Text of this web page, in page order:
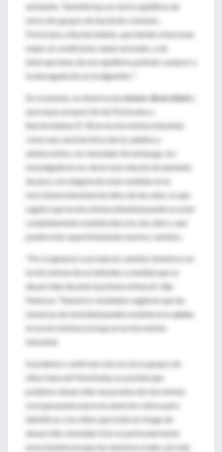
ambiente. También hay un cierto equilibrio de
estos dos grupos de bacterias comunes,
Firmicutes y Bacteroidetes, que tiende a funcionar
mejor en condiciones sanas normales, y las
interrupciones de ese equilibrio podrían conducir a
la desregulación en la digestión ".
En ocasiones, se observa unamenor diversidady
una mayor proporción de Firmicutes a
Bacteroidetes (F: B) en la microbiota intestinal
como una característica de los adultos y
adolescentes con obesidad. Sin embargo, los
investigadores no vieron una relación de aumento
de peso con ninguna de estas medidas en la
microbiota intestinal de niños de dos años, lo que
sugiere que la microbiota intestinal puede no estar
completamente establecida a los dos años y aún
puede estar experimentando muchos cambios.
"Por lo general, se producen cambios drásticos en
la microbiota de un individuo a medida que se
desarrollan durante la primera infancia", dijo
Makova. "Nuestros resultados sugieren que las
muestras de obesidad pueden establecerseantes
en la microbiota oral que en la microbiota
intestinal.
Si podemos confirmar esto en otros grupos de
niños fuera de Pensilvania, es posible que
podamos desarrollar una prueba de microbiota
oral que pueda usarse en atención clínica para
identificar a los niños que están en riesgo de
desarrollar obesidad. Esto es particularmente
emocionante porque las muestras orales son más